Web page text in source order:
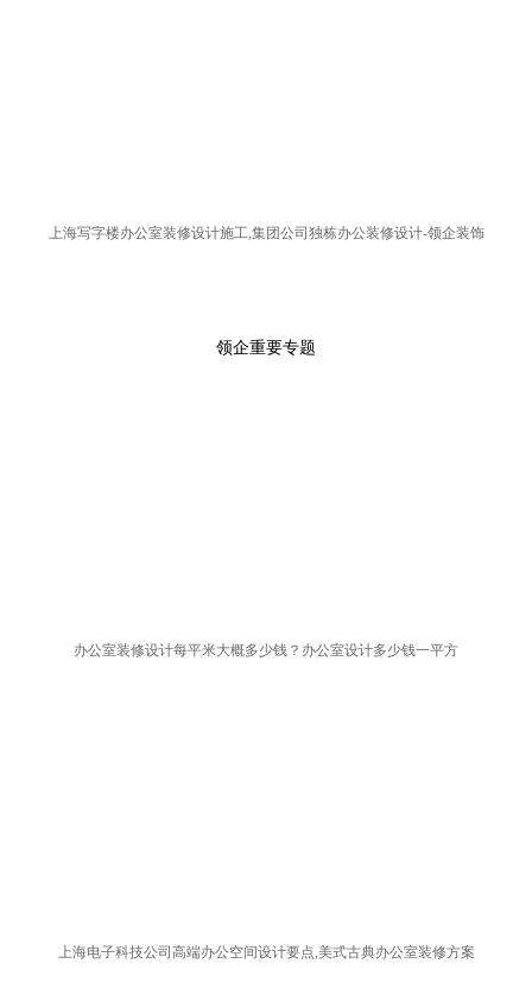
上海写字楼办公室装修设计施工,集团公司独栋办公装修设计-领企装饰
领企重要专题
办公室装修设计每平米大概多少钱？办公室设计多少钱一平方
上海电子科技公司高端办公空间设计要点,美式古典办公室装修方案